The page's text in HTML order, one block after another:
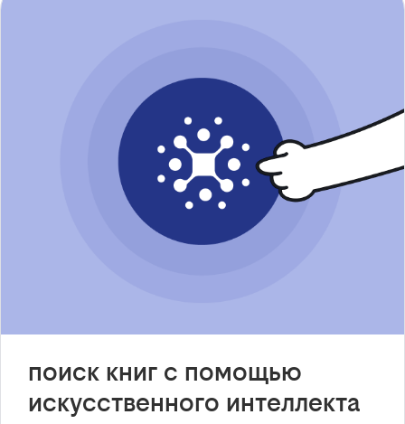
поиск книг с помощью
искусственного интеллекта